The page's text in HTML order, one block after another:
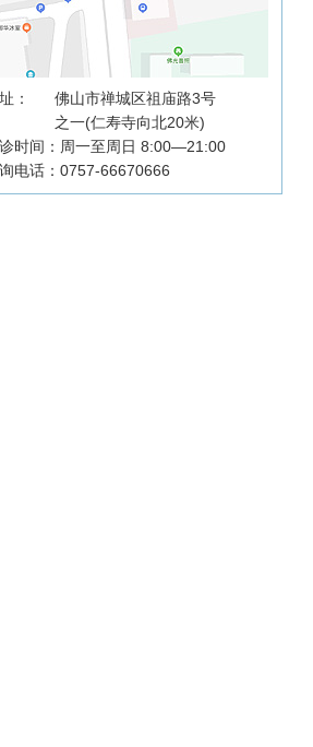
：
佛山市禅城区祖庙路3号
之一(仁寿寺向北20米)
时间：周一至周日 8:00—21:00
电话：0757-66670666